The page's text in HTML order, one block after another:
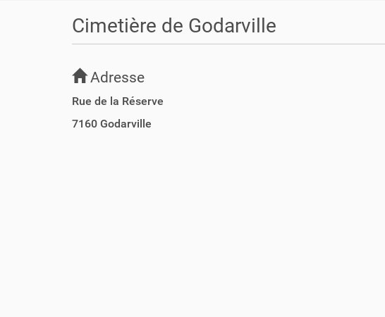
u
s
ê
e
s
i
c
Cimetière de Godarville
Adresse
Rue de la Réserve
7160 Godarville